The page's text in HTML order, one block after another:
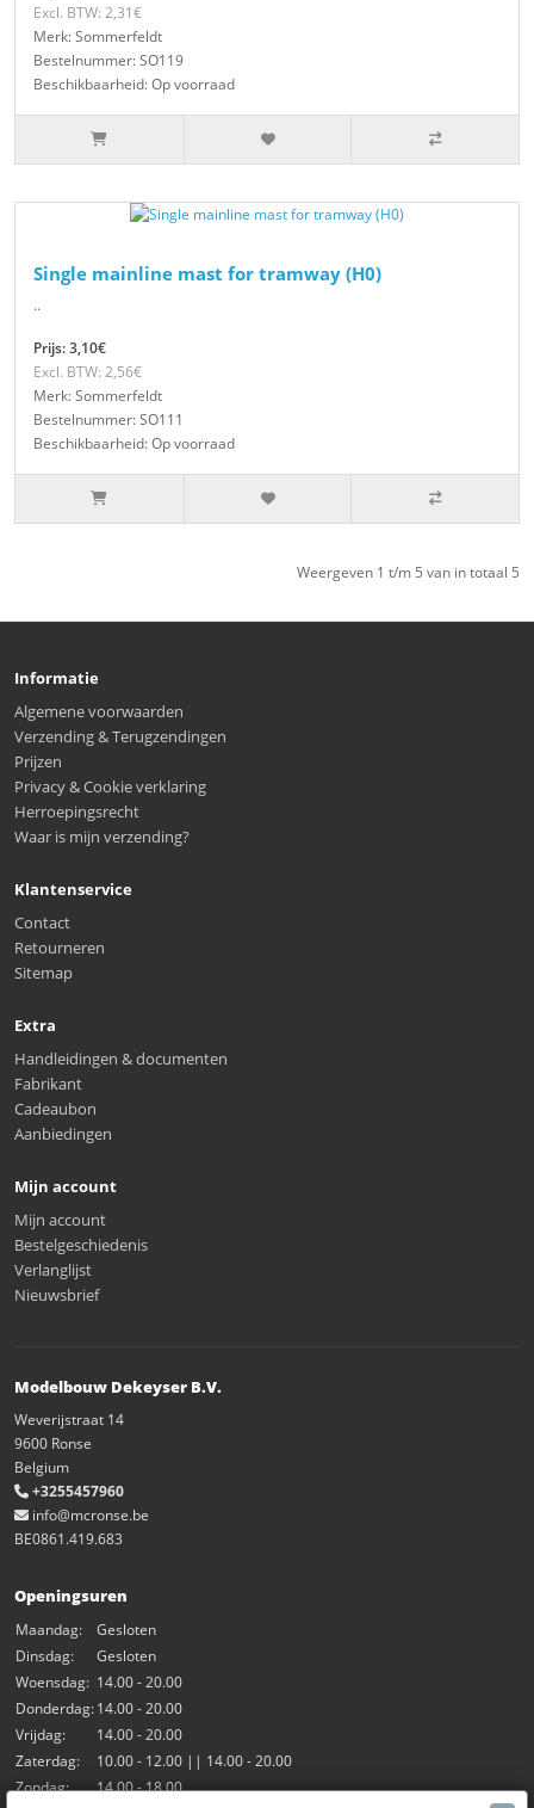
Excl. BTW: 2,31€
Merk: Sommerfeldt
Bestelnummer: SO119
Beschikbaarheid: Op voorraad
Single mainline mast for tramway (H0)
..
Prijs: 3,10€
Excl. BTW: 2,56€
Merk: Sommerfeldt
Bestelnummer: SO111
Beschikbaarheid: Op voorraad
Weergeven 1 t/m 5 van in totaal 5
Informatie
Algemene voorwaarden
Verzending & Terugzendingen
Prijzen
Privacy & Cookie verklaring
Herroepingsrecht
Waar is mijn verzending?
Klantenservice
Contact
Retourneren
Sitemap
Extra
Handleidingen & documenten
Fabrikant
Cadeaubon
Aanbiedingen
Mijn account
Mijn account
Bestelgeschiedenis
Verlanglijst
Nieuwsbrief
Modelbouw Dekeyser B.V.
Weverijstraat 14
9600 Ronse
Belgium
+3255457960
info@mcronse.be
BE0861.419.683
Openingsuren
Maandag:
Gesloten
Dinsdag:
Gesloten
Woensdag: 14.00 - 20.00
Donderdag:14.00 - 20.00
Vrijdag:
14.00 - 20.00
Zaterdag:
10.00 - 12.00 || 14.00 - 20.00
Zondag:
14.00 - 18.00